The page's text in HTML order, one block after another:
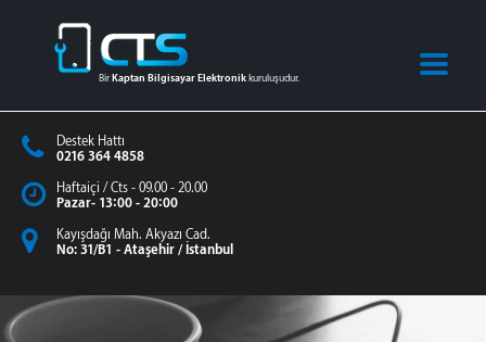
Bir Kaptan Bilgisayar Elektronik kuruluşudur.
Destek Hattı
0216 364 4858
Haftaiçi / Cts - 09.00 - 20.00
Pazar- 13:00 - 20:00
Kayışdağı Mah. Akyazı Cad.
No: 31/B1 - Ataşehir / İstanbul